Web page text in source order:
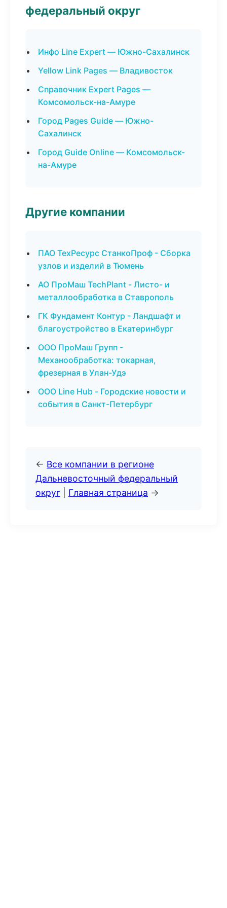
федеральный округ
Инфо Line Expert — Южно-Сахалинск
Yellow Link Pages — Владивосток
Справочник Expert Pages —
Комсомольск-на-Амуре
Город Pages Guide — Южно-
Сахалинск
Город Guide Online — Комсомольск-
на-Амуре
Другие компании
ПАО ТехРесурс СтанкоПроф - Сборка
узлов и изделий в Тюмень
АО ПроМаш TechPlant - Листо- и
металлообработка в Ставрополь
ГК Фундамент Контур - Ландшафт и
благоустройство в Екатеринбург
ООО ПроМаш Групп -
Механообработка: токарная,
фрезерная в Улан-Удэ
ООО Line Hub - Городские новости и
события в Санкт-Петербург
← Все компании в регионе
Дальневосточный федеральный
округ
Главная страница →